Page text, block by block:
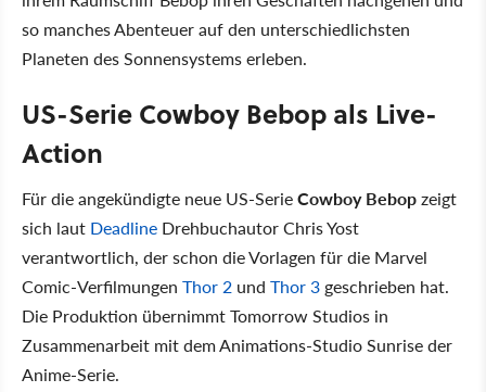
so manches Abenteuer auf den unterschiedlichsten
Planeten des Sonnensystems erleben.
US-Serie Cowboy Bebop als Live-
Action
Für die angekündigte neue US-SerieCowboy Bebopzeigt
sich laut Deadline Drehbuchautor Chris Yost
verantwortlich, der schon die Vorlagen für die Marvel
Comic-Verfilmungen Thor 2 und Thor 3 geschrieben hat.
Die Produktion übernimmt Tomorrow Studios in
Zusammenarbeit mit dem Animations-Studio Sunrise der
Anime-Serie.